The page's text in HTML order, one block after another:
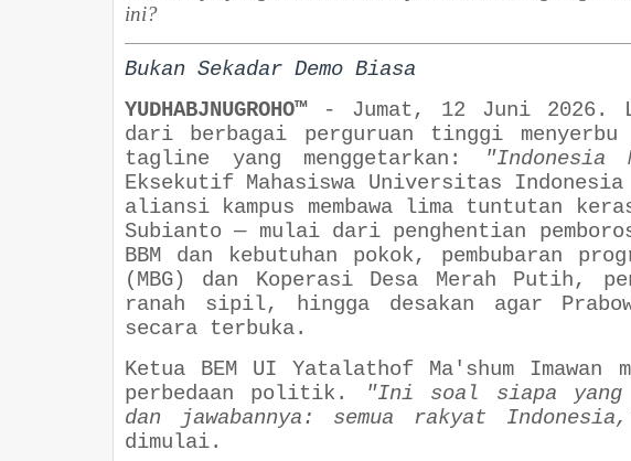
ini?
Bukan Sekadar Demo Biasa
YUDHABJNUGROHO™- Jumat, 12 Juni 2026.
dari berbagai perguruan tinggi menyerbu
tagline yang menggetarkan:
"Indonesia
Eksekutif Mahasiswa Universitas Indonesia
aliansi kampus membawa lima tuntutan
Subianto — mulai dari penghentian
BBM dan kebutuhan pokok, pembubaran
(MBG) dan Koperasi Desa Merah Putih,
ranah sipil, hingga desakan agar
secara terbuka.
Ketua BEM UI Yatalathof Ma'shum Imawan
perbedaan politik.
"Ini soal siapa yang
dan jawabannya: semua rakyat
dimulai.